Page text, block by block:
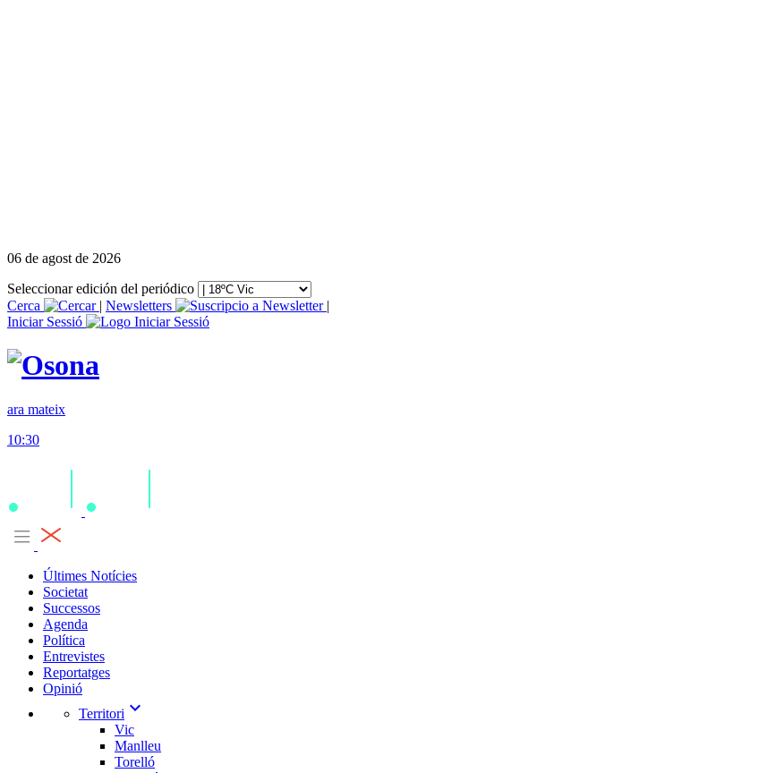
06 de agost de 2026
Seleccionar edición del periódico
Cerca
| Newsletters
|
Iniciar Sessió
ara mateix
10:30
Últimes Notícies
Societat
Successos
Agenda
Política
Entrevistes
Reportatges
Opinió
Territori expand_more
Vic
Manlleu
Torelló